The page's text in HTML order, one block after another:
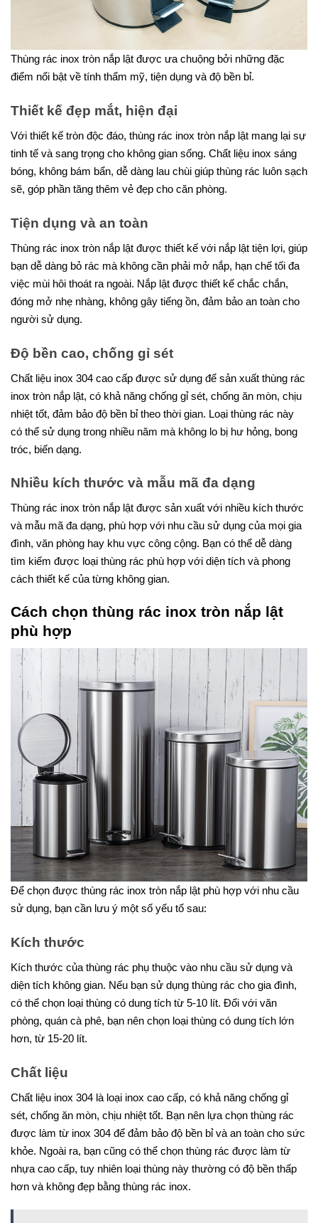
Thùng rác inox tròn nắp lật được ưa chuộng bởi những đặc
điểm nổi bật về tính thẩm mỹ, tiện dụng và độ bền bỉ.
Thiết kế đẹp mắt, hiện đại
Với thiết kế tròn độc đáo, thùng rác inox tròn nắp lật mang lại sự
tinh tế và sang trọng cho không gian sống. Chất liệu inox sáng
bóng, không bám bẩn, dễ dàng lau chùi giúp thùng rác luôn sạch
sẽ, góp phần tăng thêm vẻ đẹp cho căn phòng.
Tiện dụng và an toàn
Thùng rác inox tròn nắp lật được thiết kế với nắp lật tiện lợi, giúp
bạn dễ dàng bỏ rác mà không cần phải mở nắp, hạn chế tối đa
việc mùi hôi thoát ra ngoài. Nắp lật được thiết kế chắc chắn,
đóng mở nhẹ nhàng, không gây tiếng ồn, đảm bảo an toàn cho
người sử dụng.
Độ bền cao, chống gỉ sét
Chất liệu inox 304 cao cấp được sử dụng để sản xuất thùng rác
inox tròn nắp lật, có khả năng chống gỉ sét, chống ăn mòn, chịu
nhiệt tốt, đảm bảo độ bền bỉ theo thời gian. Loại thùng rác này
có thể sử dụng trong nhiều năm mà không lo bị hư hỏng, bong
tróc, biến dạng.
Nhiều kích thước và mẫu mã đa dạng
Thùng rác inox tròn nắp lật được sản xuất với nhiều kích thước
và mẫu mã đa dạng, phù hợp với nhu cầu sử dụng của mọi gia
đình, văn phòng hay khu vực công cộng. Bạn có thể dễ dàng
tìm kiếm được loại thùng rác phù hợp với diện tích và phong
cách thiết kế của từng không gian.
Cách chọn thùng rác inox tròn nắp lật
phù hợp
Để chọn được thùng rác inox tròn nắp lật phù hợp với nhu cầu
sử dụng, bạn cần lưu ý một số yếu tố sau:
Kích thước
Kích thước của thùng rác phụ thuộc vào nhu cầu sử dụng và
diện tích không gian. Nếu bạn sử dụng thùng rác cho gia đình,
có thể chọn loại thùng có dung tích từ 5-10 lít. Đối với văn
phòng, quán cà phê, bạn nên chọn loại thùng có dung tích lớn
hơn, từ 15-20 lít.
Chất liệu
Chất liệu inox 304 là loại inox cao cấp, có khả năng chống gỉ
sét, chống ăn mòn, chịu nhiệt tốt. Bạn nên lựa chọn thùng rác
được làm từ inox 304 để đảm bảo độ bền bỉ và an toàn cho sức
khỏe. Ngoài ra, bạn cũng có thể chọn thùng rác được làm từ
nhựa cao cấp, tuy nhiên loại thùng này thường có độ bền thấp
hơn và không đẹp bằng thùng rác inox.